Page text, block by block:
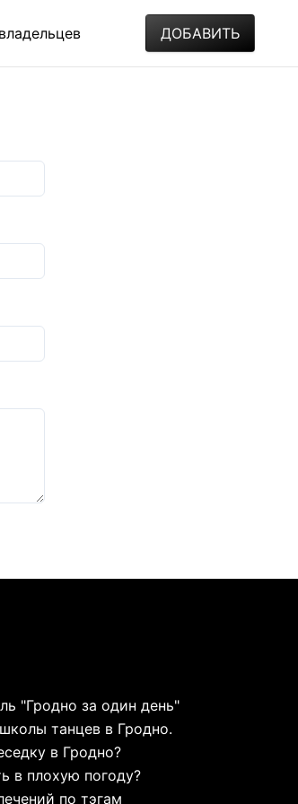
ДОБАВИТЬ
"Гродно за один день"
танцев в Гродно.
в Гродно?
в плохую погоду?
по тэгам